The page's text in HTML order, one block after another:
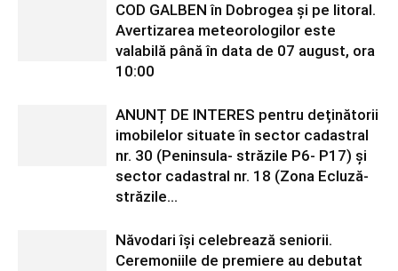
COD GALBEN în Dobrogea și pe litoral.
Avertizarea meteorologilor este
valabilă până în data de 07 august, ora
10:00
ANUNȚ DE INTERES pentru deținătorii
imobilelor situate în sector cadastral
nr. 30 (Peninsula- străzile P6- P17) și
sector cadastral nr. 18 (Zona Ecluză-
străzile...
Năvodari își celebrează seniorii.
Ceremoniile de premiere au debutat